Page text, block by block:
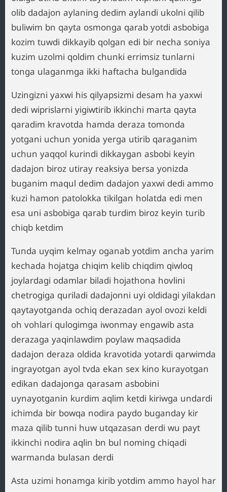
olib dadajon aylaning dedim aylandi ukolni qilib
buliwim bn qayta osmonga qarab yotdi asbobiga
kozim tuwdi dikkayib qolgan edi bir necha soniya
kuzim uzolmi qoldim chunki errimsiz tunlarni
tonga ulaganmga ikki haftacha bulgandida
Uzingizni yaxwi his qilyapsizmi desam ha yaxwi
dedi wiprislarni yigiwtirib ikkinchi marta qayta
qaradim kravotda hamda deraza tomonda
yotgani uchun yonida yerga utirib qaraganim
uchun yaqqol kurindi dikkaygan asbobi keyin
dadajon biroz utiray reaksiya bersa yonizda
buganim maqul dedim dadajon yaxwi dedi ammo
kuzi hamon patolokka tikilgan holatda edi men
esa uni asbobiga qarab turdim biroz keyin turib
chiqb ketdim
Tunda uyqim kelmay oganab yotdim ancha yarim
kechada hojatga chiqim kelib chiqdim qiwloq
joylardagi odamlar biladi hojathona hovlini
chetrogiga quriladi dadajonni uyi oldidagi yilakdan
qaytayotganda ochiq derazadan ayol ovozi keldi
oh vohlari qulogimga iwonmay engawib asta
derazaga yaqinlawdim poylaw maqsadida
dadajon deraza oldida kravotida yotardi qarwimda
ingrayotgan ayol tvda ekan sex kino kurayotgan
edikan dadajonga qarasam asbobini
uynayotganin kurdim aqlim ketdi kiriwga undardi
ichimda bir bowqa nodira paydo buganday kir
maza qilib tunni huw utqazasan derdi wu payt
ikkinchi nodira aqlin bn bul noming chiqadi
warmanda bulasan derdi
Asta uzimi honamga kirib yotdim ammo hayol har